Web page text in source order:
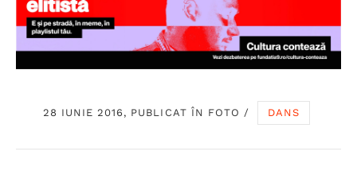
28 IUNIE 2016, PUBLICAT ÎN FOTO / DANS